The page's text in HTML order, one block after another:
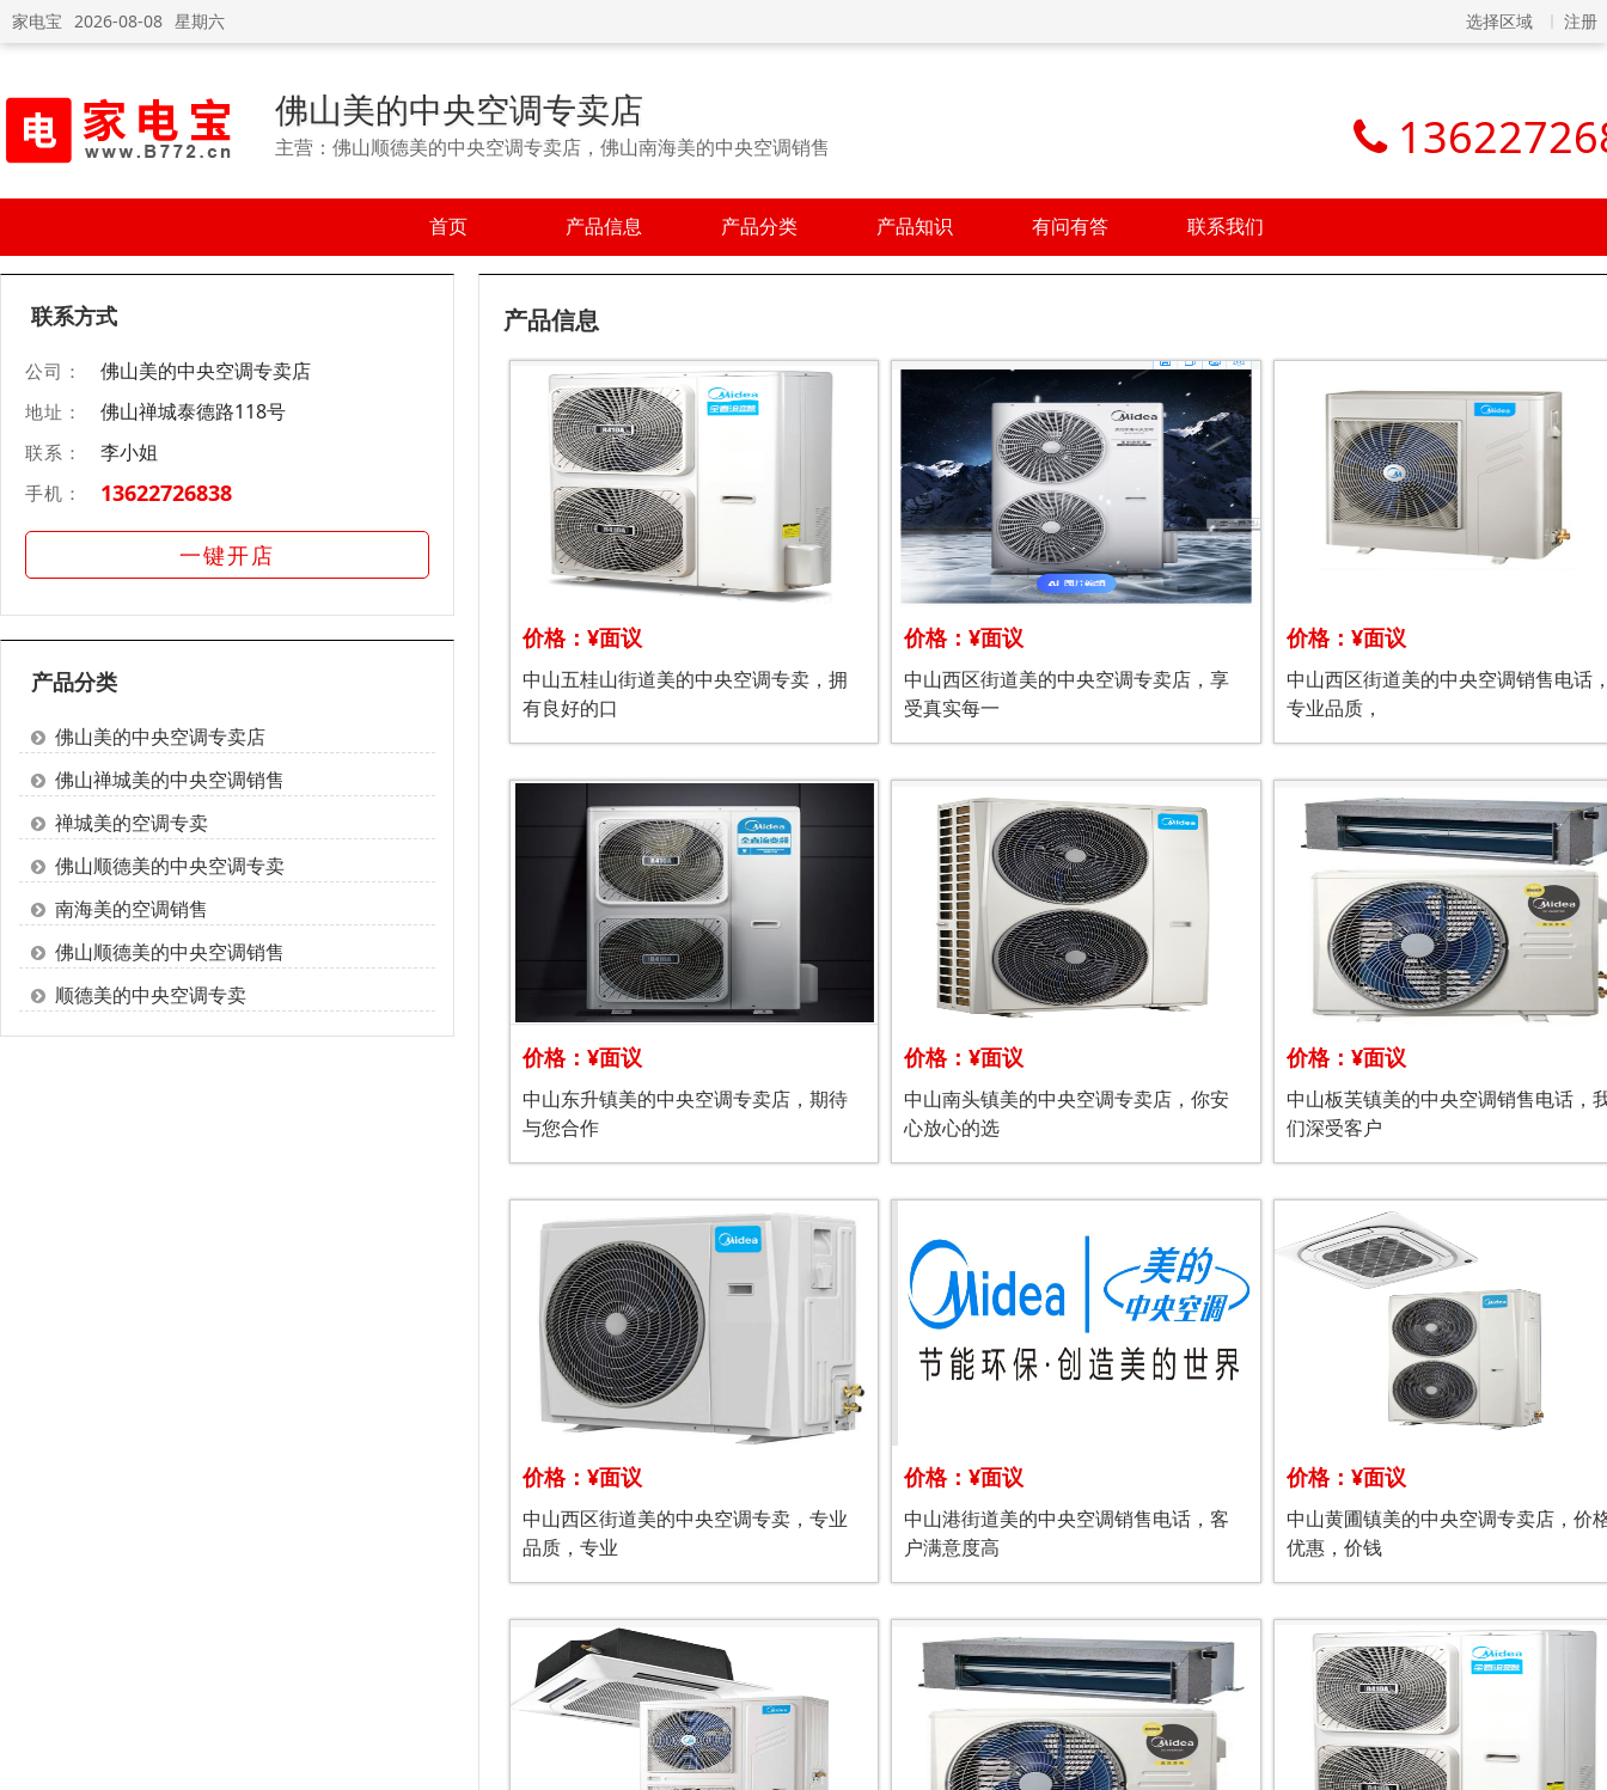
家电宝 2026-08-08 星期六 选择区域 注册
佛山美的中央空调专卖店
主营：佛山顺德美的中央空调专卖店，佛山南海美的中央空调销售
首页 产品信息 产品分类 产品知识 有问有答 联系我们
联系方式
公司： 佛山美的中央空调专卖店
地址： 佛山禅城泰德路118号
联系： 李小姐
手机： 13622726838
一键开店
产品分类
佛山美的中央空调专卖店
佛山禅城美的中央空调销售
禅城美的空调专卖
佛山顺德美的中央空调专卖
南海美的空调销售
佛山顺德美的中央空调销售
顺德美的中央空调专卖
产品信息
价格：¥面议
中山五桂山街道美的中央空调专卖，拥
有良好的口
价格：¥面议
中山西区街道美的中央空调专卖店，享
受真实每一
价格：¥面议
中山西区街道美的中央空调销售电话
专业品质，
价格：¥面议
中山东升镇美的中央空调专卖店，期待
与您合作
价格：¥面议
中山南头镇美的中央空调专卖店，你安
心放心的选
价格：¥面议
中山板芙镇美的中央空调销售电话，
们深受客户
价格：¥面议
中山西区街道美的中央空调专卖，专业
品质，专业
价格：¥面议
中山港街道美的中央空调销售电话，客
户满意度高
价格：¥面议
中山黄圃镇美的中央空调专卖店，价
优惠，价钱